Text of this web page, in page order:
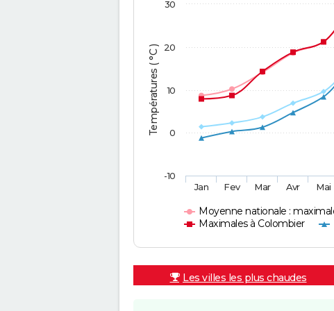
Températures ( °C )
Moyenne nationale :
Maximales à Colombier
Jan Fev Mar Avr Mai
-10
0
10
20
30
Les villes les plus chaudes